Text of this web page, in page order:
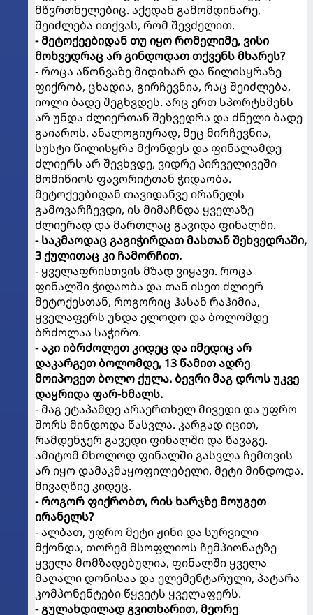
მწვრთნელებიც. აქედან გამომდინარე,
შეიძლება ითქვას, რომ შევძელით.
- მეტოქეებიდან თუ იყო რომელიმე, ვისი
მოხვედრაც არ გინდოდათ თქვენს მხარეს?
- როცა აწონვაზე მიდიხარ და წილისყრაზე
ფიქრობ, ცხადია, გირჩევნია, რაც შეიძლება,
იოლი ბადე შეგხვდეს. არც ერთ სპორტსმენს
არ უნდა ძლიერთან შეხვედრა და ძნელი ბადე
გაიაროს. ანალოგიურად, მეც მირჩევნია,
სუსტი წილისყრა მქონდეს და ფინალამდე
ძლიერს არ შევხვდე, ვიდრე პირველივეში
მომიწიოს ფავორიტთან ჭიდაობა.
მეტოქეებიდან თავიდანვე ირანელს
გამოვარჩევდი, ის მიმაჩნდა ყველაზე
ძლიერად და მართლაც გავიდა ფინალში.
- საკმაოდაც გაგიჭირდათ მასთან შეხვედრაში,
3 ქულითაც კი ჩამორჩით.
- ყველაფრისთვის მზად ვიყავი. როცა
ფინალში ჭიდაობა და თან ისეთ ძლიერ
მეტოქესთან, როგორიც ჰასან რაჰიმია,
ყველაფერს უნდა ელოდო და ბოლომდე
ბრძოლაა საჭირო.
- აკი იბრძოლეთ კიდეც და იმედიც არ
დაკარგეთ ბოლომდე, 13 წამით ადრე
მოიპოვეთ ბოლო ქულა. ბევრი მაგ დროს უკვე
დაყრიდა ფარ-ხმალს.
- მაგ ეტაპამდე არაერთხელ მივედი და უფრო
შორს მინდოდა წასვლა. კარგად იცით,
რამდენჯერ გავედი ფინალში და წავაგე.
ამიტომ მხოლოდ ფინალში გასვლა ჩემთვის
არ იყო დამაკმაყოფილებელი, მეტი მინდოდა.
მივაღწიე კიდეც.
- როგორ ფიქრობთ, რის ხარჯზე მოუგეთ
ირანელს?
- ალბათ, უფრო მეტი ჟინი და სურვილი
მქონდა, თორემ მსოფლიოს ჩემპიონატზე
ყველა მომზადებულია, ფინალში ყველა
მაღალი დონისაა და ელემენტარული, პატარა
კომპონენტები წყვეტს ყველაფერს.
- გულახდილად გვითხარით, მეორე